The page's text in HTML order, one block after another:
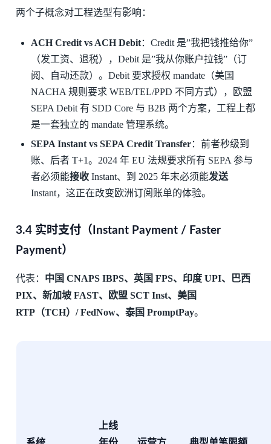
两个子概念对工程选型有影响：
ACH Credit vs ACH Debit：Credit 是”我把钱推给你”
（发工资、退税），Debit 是”我从你账户拉钱”（订
阅、自动还款）。Debit 要求授权 mandate（美国
NACHA 规则要求 WEB/TEL/PPD 不同方式），欧盟
SEPA Debit 有 SDD Core 与 B2B 两个方案，工程上都
是一套独立的 mandate 管理系统。
SEPA Instant vs SEPA Credit Transfer：前者秒级到
账、后者 T+1。2024 年 EU 法规要求所有 SEPA 参与
者必须能接收 Instant、到 2025 年末必须能发送
Instant，这正在改变欧洲订阅账单的体验。
3.4 实时支付（Instant Payment / Faster
Payment）
代表： 中国 CNAPS IBPS、英国 FPS、印度 UPI、巴西
PIX、新加坡 FAST、欧盟 SCT Inst、美国
RTP（TCH）/ FedNow、泰国 PromptPay。
上线